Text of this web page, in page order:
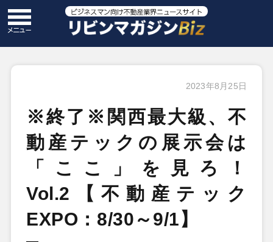
2023年8月25日
※終了※関西最大級、不
動産テックの展示会は
「ここ」を見ろ！
Vol.2【不動産テック
EXPO：8/30～9/1】